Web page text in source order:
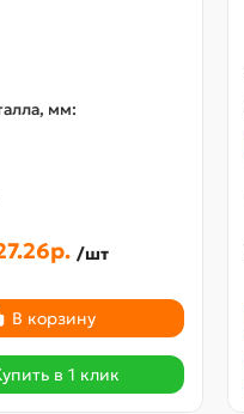
мм:
/шт
В корзину
в 1 клик